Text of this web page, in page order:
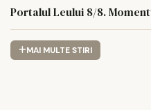
Portalul Leului 8/8.
MAI MULTE STIRI